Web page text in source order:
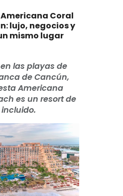
Coral
lujo, negocios y
mismo lugar
las playas de
de Cancún,
Americana
es un resort de